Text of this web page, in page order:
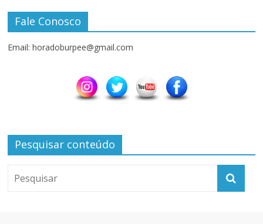
Fale Conosco
Email: horadoburpee@gmail.com
Pesquisar conteúdo